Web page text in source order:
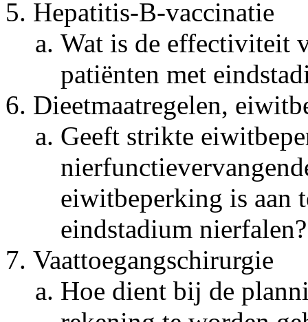
Hepatitis-B-vaccinatie
Wat is de effectiviteit
patiënten met
Dieetmaatregelen,
Geeft strikte
eiwitbeperking is aan
eindstadium nierfalen?
Vaattoegangschirurgie
Hoe dient bij de